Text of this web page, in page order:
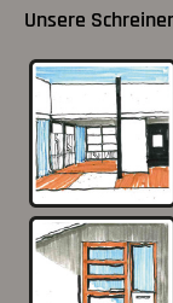
Unsere